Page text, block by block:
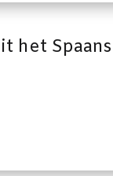
het Spaans